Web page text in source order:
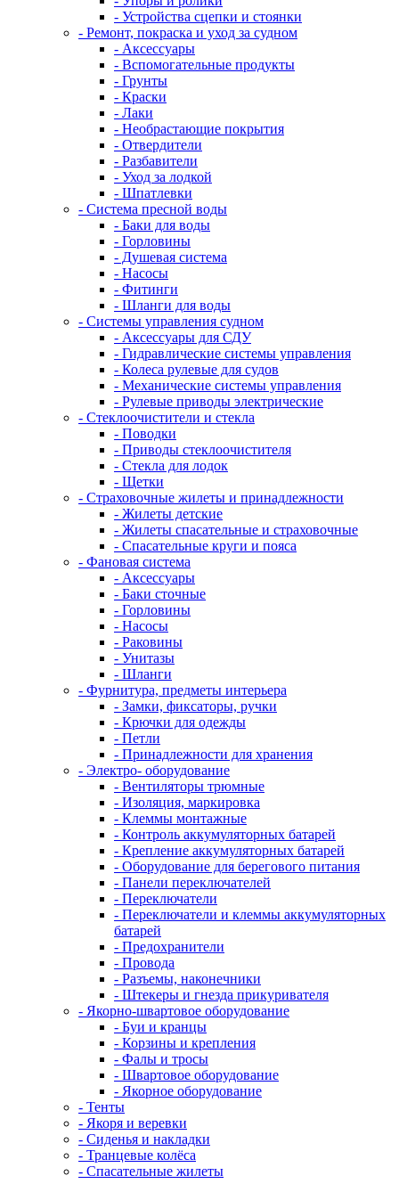
- Устройства сцепки и стоянки
- Ремонт, покраска и уход за судном
- Аксессуары
- Вспомогательные продукты
- Грунты
- Краски
- Лаки
- Необрастающие покрытия
- Отвердители
- Разбавители
- Уход за лодкой
- Шпатлевки
- Система пресной воды
- Баки для воды
- Горловины
- Душевая система
- Насосы
- Фитинги
- Шланги для воды
- Системы управления судном
- Аксессуары для СДУ
- Гидравлические системы управления
- Колеса рулевые для судов
- Механические системы управления
- Рулевые приводы электрические
- Стеклоочистители и стекла
- Поводки
- Приводы стеклоочистителя
- Стекла для лодок
- Щетки
- Страховочные жилеты и принадлежности
- Жилеты детские
- Жилеты спасательные и страховочные
- Спасательные круги и пояса
- Фановая система
- Аксессуары
- Баки сточные
- Горловины
- Насосы
- Раковины
- Унитазы
- Шланги
- Фурнитура, предметы интерьера
- Замки, фиксаторы, ручки
- Крючки для одежды
- Петли
- Принадлежности для хранения
- Электро- оборудование
- Вентиляторы трюмные
- Изоляция, маркировка
- Клеммы монтажные
- Контроль аккумуляторных батарей
- Крепление аккумуляторных батарей
- Оборудование для берегового питания
- Панели переключателей
- Переключатели
- Переключатели и клеммы аккумуляторных
батарей
- Предохранители
- Провода
- Разъемы, наконечники
- Штекеры и гнезда прикуривателя
- Якорно-швартовое оборудование
- Буи и кранцы
- Корзины и крепления
- Фалы и тросы
- Швартовое оборудование
- Якорное оборудование
- Тенты
- Якоря и веревки
- Сиденья и накладки
- Транцевые колёса
- Спасательные жилеты